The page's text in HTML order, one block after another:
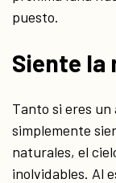
puesto.
Siente la
Tanto si eres
simplemente
naturales, el
inolvidables. Al